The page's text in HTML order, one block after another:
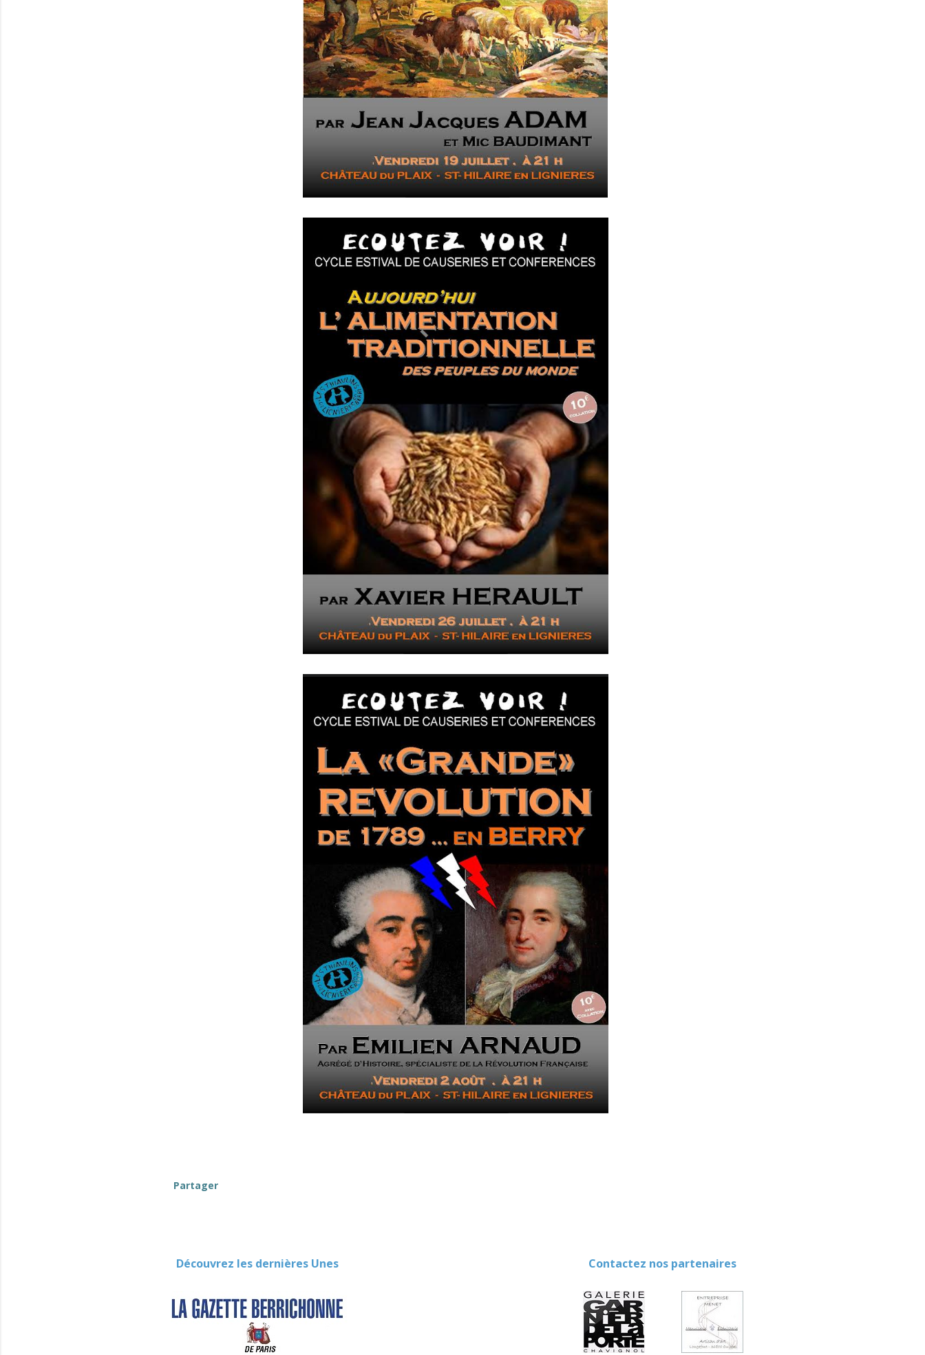
Partager
Découvrez les dernières Unes Contactez nos partenaires